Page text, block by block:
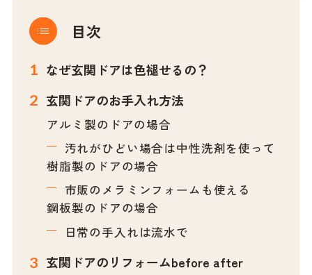
目次
なぜ玄関ドアは色褪せるの？
玄関ドアのお手入れ方法
アルミ製のドアの場合
汚れがひどい場合は中性洗剤を使って
樹脂製のドアの場合
市販のメラミンフォームも使える
鋼板製のドアの場合
日常の手入れは流水で
玄関ドアのリフォームbefore after